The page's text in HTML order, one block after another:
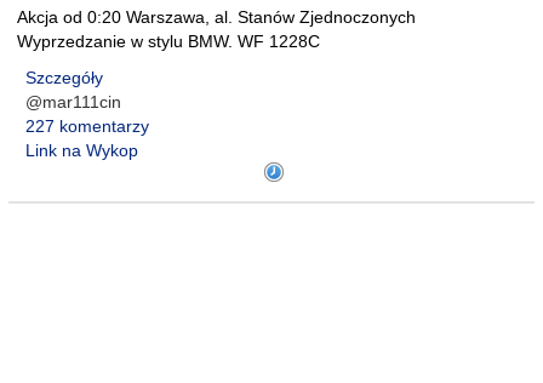
Akcja od 0:20 Warszawa, al. Stanów Zjednoczonych
Wyprzedzanie w stylu BMW. WF 1228C
Szczegóły
@mar111cin
227 komentarzy
Link na Wykop